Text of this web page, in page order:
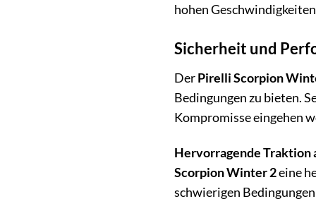
hohen
Sicherheit und
DerPirelli Scorpion
Bedingungen zu bieten.
Kompromisse eingehen
Hervorragende Traktion
Scorpion Winter 2eine
schwierigen